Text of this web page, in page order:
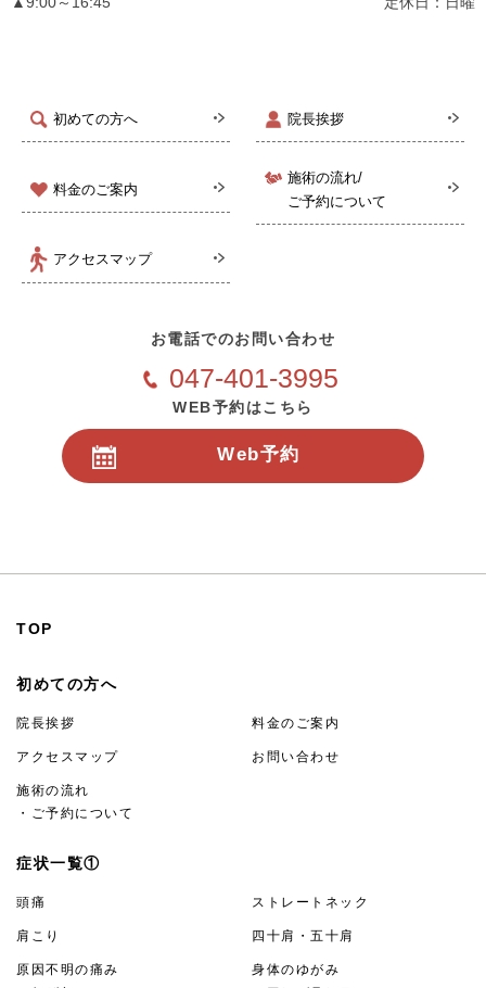
初めての方へ 院長挨拶
料金のご案内
施術の流れ/
ご予約について
アクセスマップ
お電話でのお問い合わせ
047-401-3995
WEB予約はこちら
Web予約
TOP
初めての方へ
院長挨拶 料金のご案内
アクセスマップ お問い合わせ
施術の流れ
・ご予約について
症状一覧①
頭痛 ストレートネック
肩こり 四十肩・五十肩
原因不明の痛み
身体のゆがみ